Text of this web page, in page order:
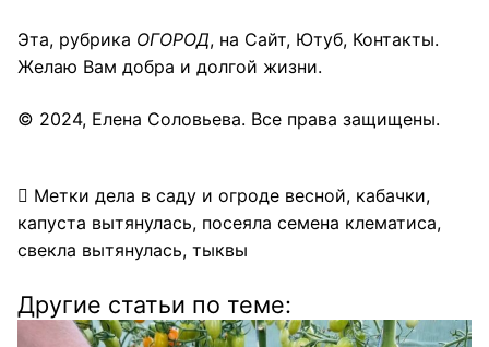
Эта, рубрика ОГОРОД, на Сайт, Ютуб, Контакты.
Желаю Вам добра и долгой жизни.
© 2024, Елена Соловьева. Все права защищены.
Метки дела в саду и огроде весной, кабачки,
капуста вытянулась, посеяла семена клематиса,
свекла вытянулась, тыквы
Другие статьи по теме: